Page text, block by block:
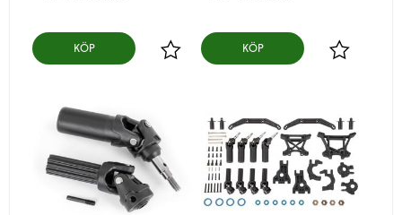
Lägg till i favoriter
KÖP
Lägg till i
KÖP